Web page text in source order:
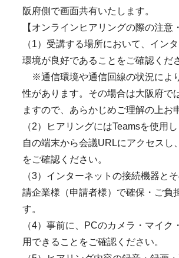
阪府側で画面共有いたします。
【オンラインヒアリングの際の注意
（1）受講する場所において、イン
環境が良好であることをご確認くだ
※通信環境や通信回線の状況によ
性があります。その場合は大阪府で
ますので、あらかじめご理解の上お
（2）ヒアリングにはTeamsを使用
自の端末から会議URLにアクセスし
をご確認ください。
（3）インターネットの接続機器と
請企業様（申請者様）で確保・ご負
す。
（4）事前に、PCのカメラ・マイク
用できることをご確認ください。